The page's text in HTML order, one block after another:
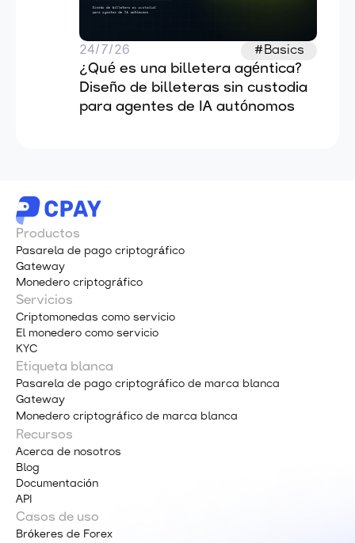
24/7/26 #Basics
¿Qué es una billetera agéntica?
Diseño de billeteras sin custodia
para agentes de IA autónomos
Productos
Pasarela de pago criptográfico
Gateway
Monedero criptográfico
Servicios
Criptomonedas como servicio
El monedero como servicio
KYC
Etiqueta blanca
Pasarela de pago criptográfico de marca blanca
Gateway
Monedero criptográfico de marca blanca
Recursos
Acerca de nosotros
Blog
Documentación
API
Casos de uso
Brókeres de Forex